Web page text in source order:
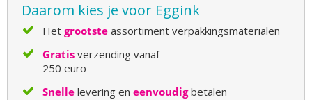
Daarom kies je voor Eggink
Het grootste assortiment verpakkingsmaterialen
Gratis verzending vanaf
250 euro
Snelle levering en eenvoudigbetalen